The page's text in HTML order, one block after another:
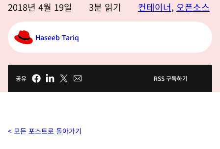
2018년 4월 19일 3분 읽기 컨테이너, 오픈소스
Haseeb Tariq
공유 RSS 구독하기
모든 포스트로 돌아가기